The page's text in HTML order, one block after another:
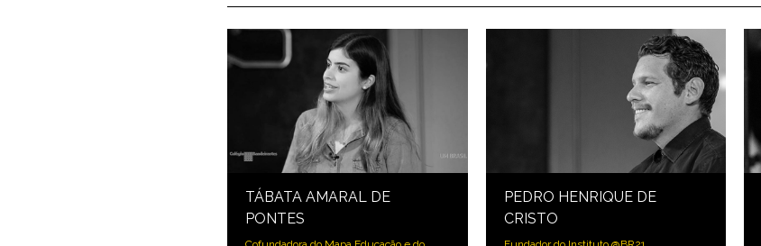
TÁBATA AMARAL DE
PONTES
PEDRO HENRIQUE DE
CRISTO